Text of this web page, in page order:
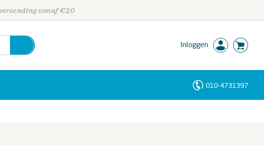
vanaf €20
Inloggen
010-4731397
Personen